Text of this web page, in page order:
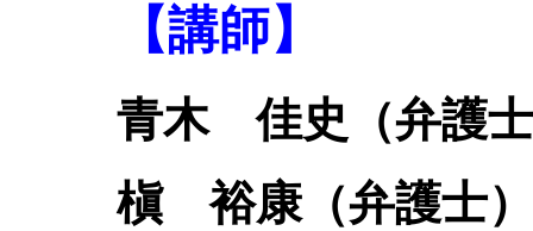
【講師】
青木 佳史（弁護
槇 裕康（弁護士）